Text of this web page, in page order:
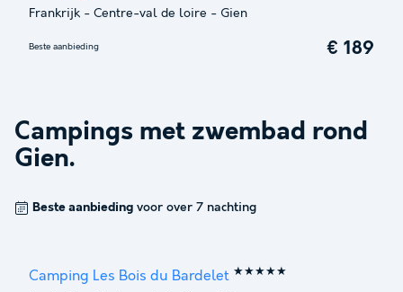
Frankrijk - Centre-val de loire - Gien
Beste aanbieding € 189
Campings met zwembad rond
Gien.
Beste aanbieding voor over 7 nachting
Camping Les Bois du Bardelet ★★★★★